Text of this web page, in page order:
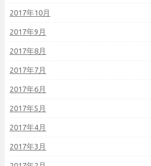
2017年10月
2017年9月
2017年8月
2017年7月
2017年6月
2017年5月
2017年4月
2017年3月